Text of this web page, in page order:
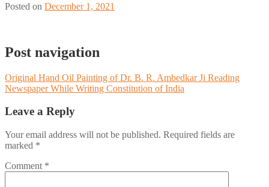
Posted on December 1, 2021
Post navigation
Original Hand Oil Painting of Dr. B. R. Ambedkar Ji Reading
Newspaper While Writing Constitution of India
Leave a Reply
Your email address will not be published. Required fields are
marked *
Comment *